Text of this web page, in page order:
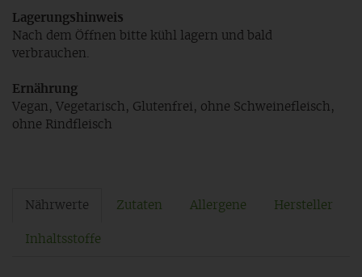
Lagerungshinweis
Nach dem Öffnen bitte kühl lagern und bald
verbrauchen.
Ernährung
Vegan, Vegetarisch, Glutenfrei, ohne Schweinefleisch,
ohne Rindfleisch
Nährwerte Zutaten Allergene Hersteller
Inhaltsstoffe